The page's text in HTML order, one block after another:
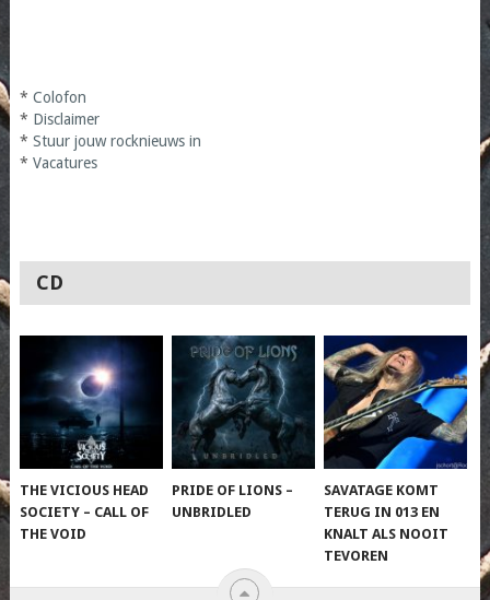
* Colofon
* Disclaimer
* Stuur jouw rocknieuws in
* Vacatures
CD
THE VICIOUS HEAD
SOCIETY – CALL OF
THE VOID
PRIDE OF LIONS –
UNBRIDLED
SAVATAGE KOMT
TERUG IN 013 EN
KNALT ALS NOOIT
TEVOREN